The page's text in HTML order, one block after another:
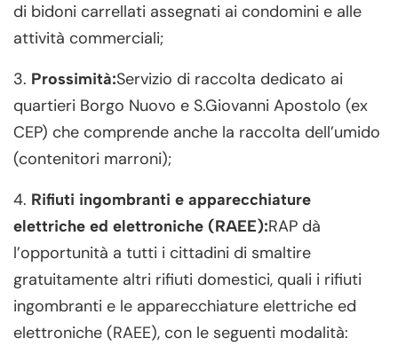
di bidoni carrellati assegnati ai condomini e alle
attività commerciali;
3. Prossimità:Servizio di raccolta dedicato ai
quartieri Borgo Nuovo e S.Giovanni Apostolo (ex
CEP) che comprende anche la raccolta dell’umido
(contenitori marroni);
4. Rifiuti ingombranti e apparecchiature
elettriche ed elettroniche (RAEE):RAP dà
l’opportunità a tutti i cittadini di smaltire
gratuitamente altri rifiuti domestici, quali i rifiuti
ingombranti e le apparecchiature elettriche ed
elettroniche (RAEE), con le seguenti modalità: